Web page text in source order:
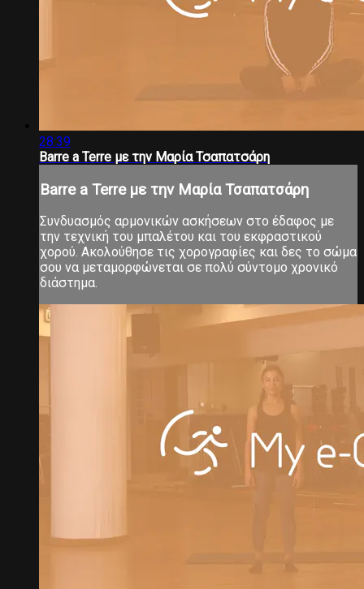
28:39
Barre a Terre με την Μαρία Τσαπατσάρη
Barre a Terre με την Μαρία Τσαπατσάρη
Συνδυασμός αρμονικών ασκήσεων στο έδαφος με
την τεχνική του μπαλέτου και του εκφραστικού
χορού. Ακολούθησε τις χορογραφίες και δες το σώμα
σου να μεταμορφώνεται σε πολύ σύντομο χρονικό
διάστημα.